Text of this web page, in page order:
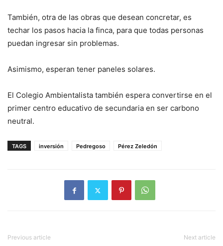
También, otra de las obras que desean concretar, es
techar los pasos hacia la finca, para que todas personas
puedan ingresar sin problemas.
Asimismo, esperan tener paneles solares.
El Colegio Ambientalista también espera convertirse en el
primer centro educativo de secundaria en ser carbono
neutral.
TAGS inversión Pedregoso Pérez Zeledón
Previous article Next article